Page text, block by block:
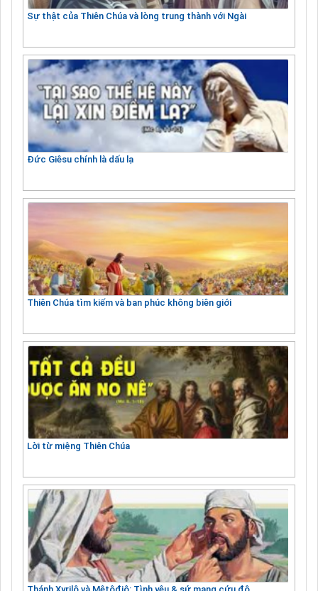
Sự thật của Thiên Chúa và lòng trung thành với Ngài
Đức Giêsu chính là dấu lạ
Thiên Chúa tìm kiếm và ban phúc không biên giới
Lời từ miệng Thiên Chúa
Thánh Xyrilô và Mêtôđiô: Tình yêu & sứ mạng cứu độ